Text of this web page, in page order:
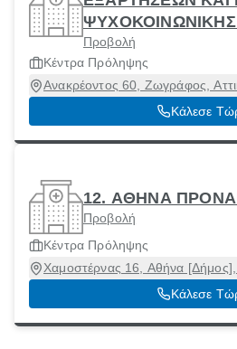
ΨΥΧΟΚΟΙΝΩΝΙΚΗΣ
Προβολή
Κέντρα Πρόληψης
Ανακρέοντος 60, Ζωγράφος,
Κάλεσε
12. ΑΘΗΝΑ
Προβολή
Κέντρα Πρόληψης
Χαμοστέρνας 16, Αθήνα [Δήμος],
Κάλεσε